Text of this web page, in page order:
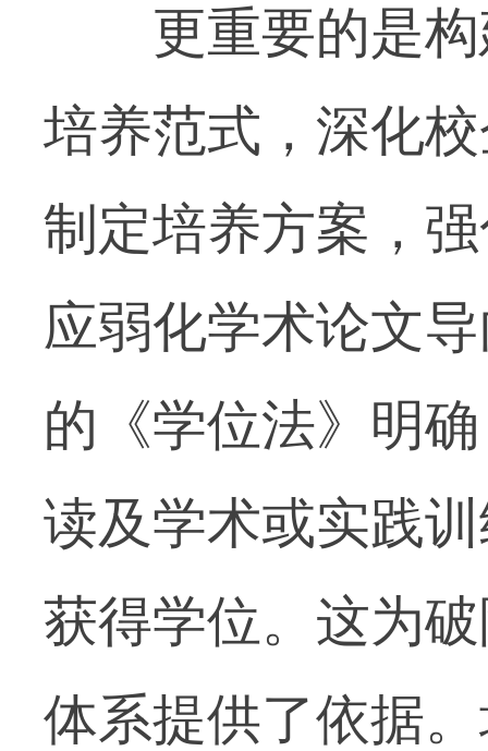
更重要的是构
培养范式，深化
制定培养方案，
应弱化学术论文
的《学位法》明
读及学术或实践
获得学位。这为
体系提供了依据